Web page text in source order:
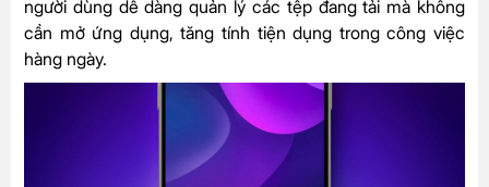
người dùng dễ dàng quản lý các tệp đang tải mà không
cần mở ứng dụng, tăng tính tiện dụng trong công việc
hàng ngày.